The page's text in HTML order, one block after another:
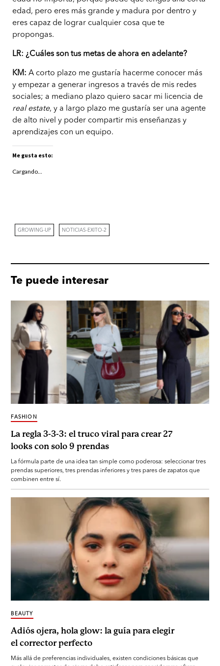
edad, pero eres más grande y madura por dentro y
eres capaz de lograr cualquier cosa que te
propongas.
LR: ¿Cuáles son tus metas de ahora en adelante?
KM: A corto plazo me gustaría hacerme conocer más
y empezar a generar ingresos a través de mis redes
sociales; a mediano plazo quiero sacar mi licencia de
real estate, y a largo plazo me gustaría ser una agente
de alto nivel y poder compartir mis enseñanzas y
aprendizajes con un equipo.
Me gusta esto:
Cargando...
GROWING-UP NOTICIAS-EXITO-2
Te puede interesar
La regla 3-3-3: el truco viral para crear 27
looks con solo 9 prendas
FASHION
La fórmula parte de una idea tan simple como poderosa: seleccionar tres
prendas superiores, tres prendas inferiores y tres pares de zapatos que
combinen entre sí.
Adiós ojera, hola glow: la guía para elegir
el corrector perfecto
BEAUTY
Más allá de preferencias individuales, existen condiciones básicas que